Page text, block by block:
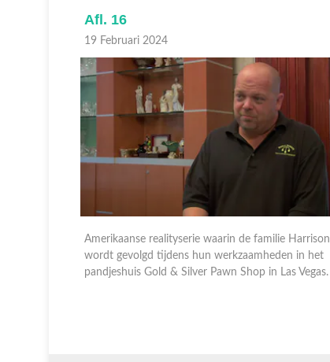
Afl. 16
19 Februari 2024
Amerikaanse realityserie waarin de familie Harrison
wordt gevolgd tijdens hun werkzaamheden in het
pandjeshuis Gold & Silver Pawn Shop in Las Vegas.